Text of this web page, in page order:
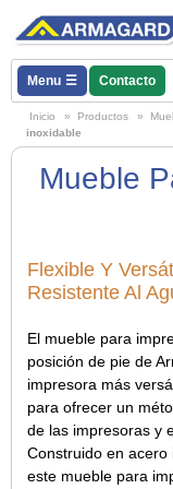
Menu Contacto
Inicio » Productos »
inoxidable
Mueble
Flexible Y
Resistente Al
El mueble para
posición de pie de
impresora más
para ofrecer un
de las impresoras y
Construido en
este mueble para